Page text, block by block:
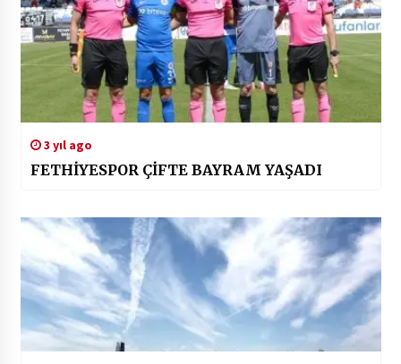
3 yıl ago
FETHİYESPOR ÇİFTE BAYRAM YAŞADI